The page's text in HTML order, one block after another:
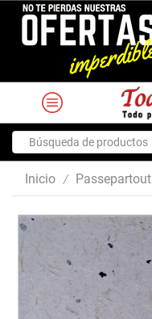
Inicio / Passepartout